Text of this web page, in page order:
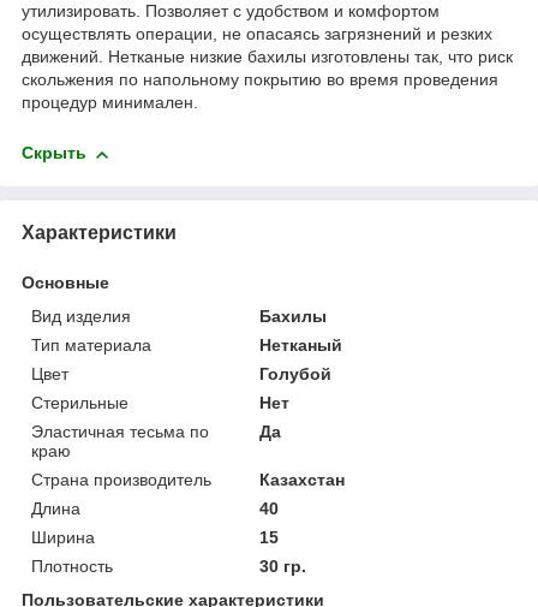
утилизировать. Позволяет с удобством и комфортом
осуществлять операции, не опасаясь загрязнений и резких
движений. Нетканые низкие бахилы изготовлены так, что риск
скольжения по напольному покрытию во время проведения
процедур минимален.
Скрыть
Характеристики
Основные
Вид изделия
Бахилы
Тип материала
Нетканый
Цвет
Голубой
Стерильные
Нет
Эластичная тесьма по
краю
Да
Страна производитель
Казахстан
Длина
40
Ширина
15
Плотность
30 гр.
Пользовательские характеристики